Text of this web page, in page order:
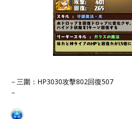
－三圍：HP3030攻擊802回復507
－